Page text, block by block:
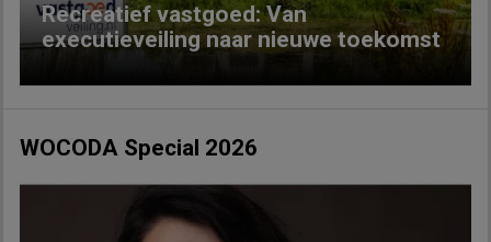
Recreatief vastgoed: Van
executieveiling naar nieuwe toekomst
WOCODA Special 2026